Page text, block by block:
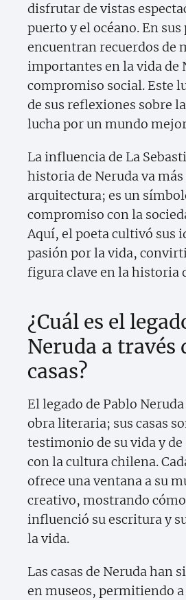
disfrutar de vistas
puerto y el océano. En sus
encuentran recuerdos de
importantes en la vida de
compromiso social. Este
de sus reflexiones sobre
lucha por un mundo
La influencia de La
historia de Neruda va más
arquitectura; es un
compromiso con la
Aquí, el poeta cultivó sus
pasión por la vida,
figura clave en la historia
¿Cuál es el
Neruda a través
casas?
El legado de Pablo
obra literaria; sus casas
testimonio de su vida y
con la cultura chilena.
ofrece una ventana a su
creativo, mostrando
influenció su escritura y
la vida.
Las casas de Neruda han
en museos, permitiendo a